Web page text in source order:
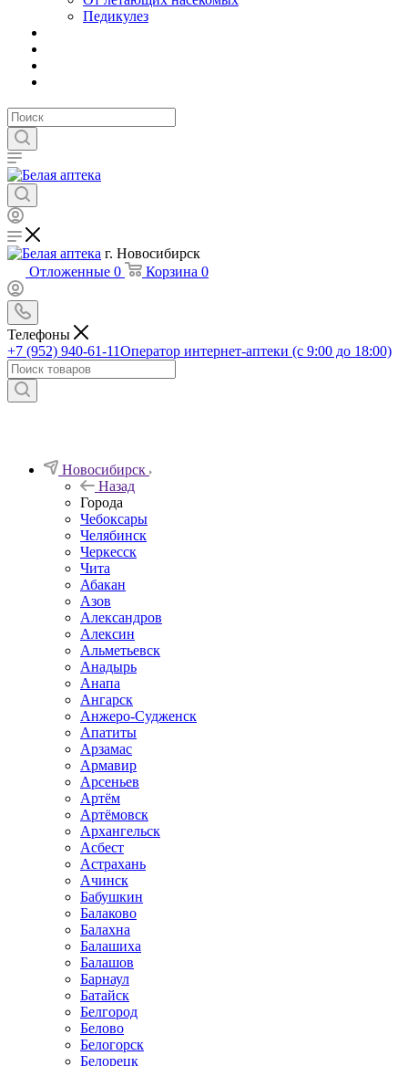
Педикулез
г. Новосибирск
Отложенные 0 Корзина 0
Телефоны
+7 (952) 940-61-11Оператор интернет-аптеки (с 9:00 до 18:00)
Новосибирск
Назад
Города
Чебоксары
Челябинск
Черкесск
Чита
Абакан
Азов
Александров
Алексин
Альметьевск
Анадырь
Анапа
Ангарск
Анжеро-Судженск
Апатиты
Арзамас
Армавир
Арсеньев
Артём
Артёмовск
Архангельск
Асбест
Астрахань
Ачинск
Бабушкин
Балаково
Балахна
Балашиха
Балашов
Барнаул
Батайск
Белгород
Белово
Белогорск
Белорецк